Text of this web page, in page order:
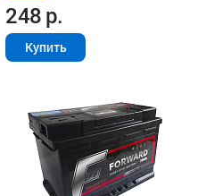
248р.
Купить